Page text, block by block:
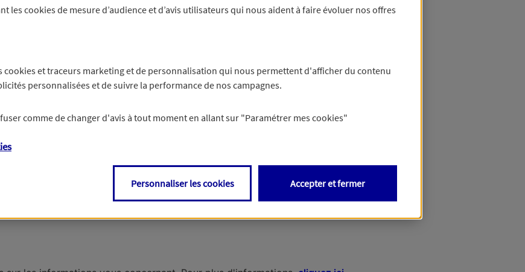
home, manoir...
les cookies de mesure d’audience et d’avis utilisateurs qui nous aident à faire évoluer nos offres
cookies et traceurs marketing et de personnalisation qui nous permettent d'afficher du contenu
personnalisées et de suivre la performance de nos campagnes.
comme de changer d'avis à tout moment en allant sur "Paramétrer mes cookies"
Personnaliser les cookies Accepter et fermer